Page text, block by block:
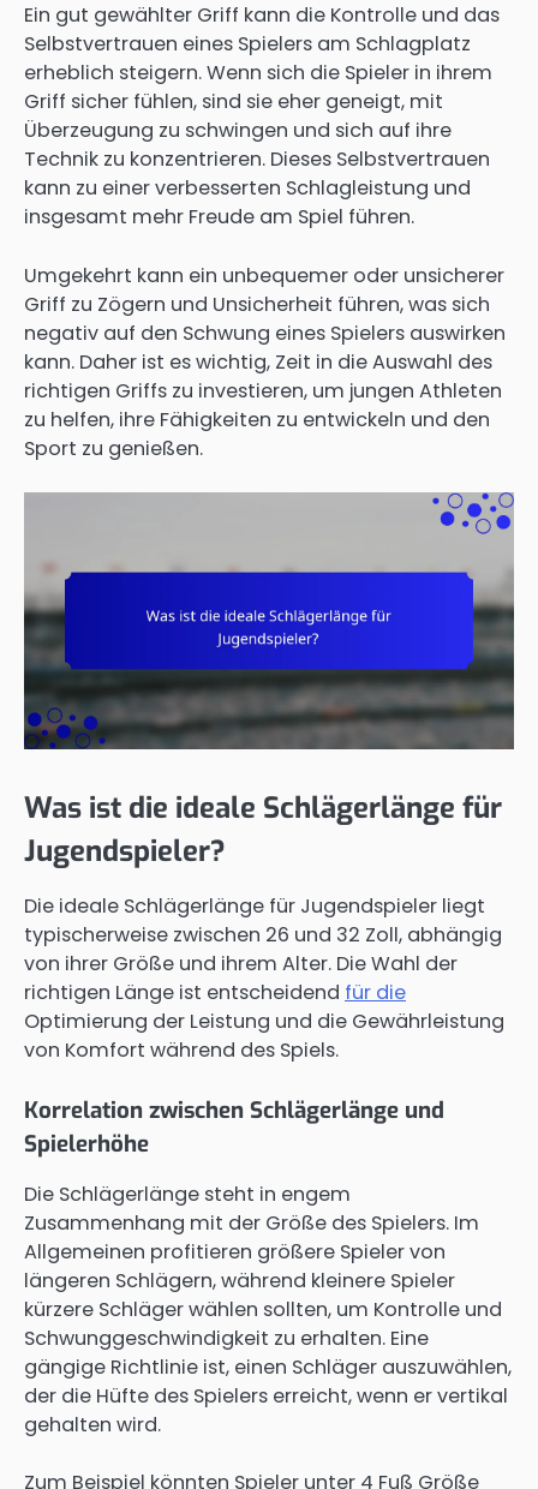
Ein gut gewählter Griff kann die Kontrolle und das
Selbstvertrauen eines Spielers am Schlagplatz
erheblich steigern. Wenn sich die Spieler in ihrem
Griff sicher fühlen, sind sie eher geneigt, mit
Überzeugung zu schwingen und sich auf ihre
Technik zu konzentrieren. Dieses Selbstvertrauen
kann zu einer verbesserten Schlagleistung und
insgesamt mehr Freude am Spiel führen.
Umgekehrt kann ein unbequemer oder unsicherer
Griff zu Zögern und Unsicherheit führen, was sich
negativ auf den Schwung eines Spielers auswirken
kann. Daher ist es wichtig, Zeit in die Auswahl des
richtigen Griffs zu investieren, um jungen Athleten
zu helfen, ihre Fähigkeiten zu entwickeln und den
Sport zu genießen.
Was ist die ideale Schlägerlänge für
Jugendspieler?
Die ideale Schlägerlänge für Jugendspieler liegt
typischerweise zwischen 26 und 32 Zoll, abhängig
von ihrer Größe und ihrem Alter. Die Wahl der
richtigen Länge ist entscheidend für die
Optimierung der Leistung und die Gewährleistung
von Komfort während des Spiels.
Korrelation zwischen Schlägerlänge und
Spielerhöhe
Die Schlägerlänge steht in engem
Zusammenhang mit der Größe des Spielers. Im
Allgemeinen profitieren größere Spieler von
längeren Schlägern, während kleinere Spieler
kürzere Schläger wählen sollten, um Kontrolle und
Schwunggeschwindigkeit zu erhalten. Eine
gängige Richtlinie ist, einen Schläger auszuwählen,
der die Hüfte des Spielers erreicht, wenn er vertikal
gehalten wird.
Zum Beispiel könnten Spieler unter 4 Fuß Größe